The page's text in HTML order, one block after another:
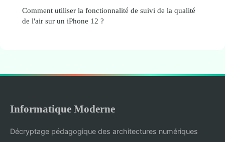
Comment utiliser la fonctionnalité de suivi de la qualité
de l'air sur un iPhone 12 ?
Informatique Moderne
Décryptage pédagogique des architectures numériques